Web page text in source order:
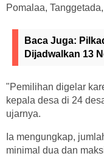
Pomalaa,
Baca Juga:
Dijadwalkan 13
"Pemilihan digelar
kepala desa di 24
ujarnya.
Ia mengungkap,
minimal dua dan